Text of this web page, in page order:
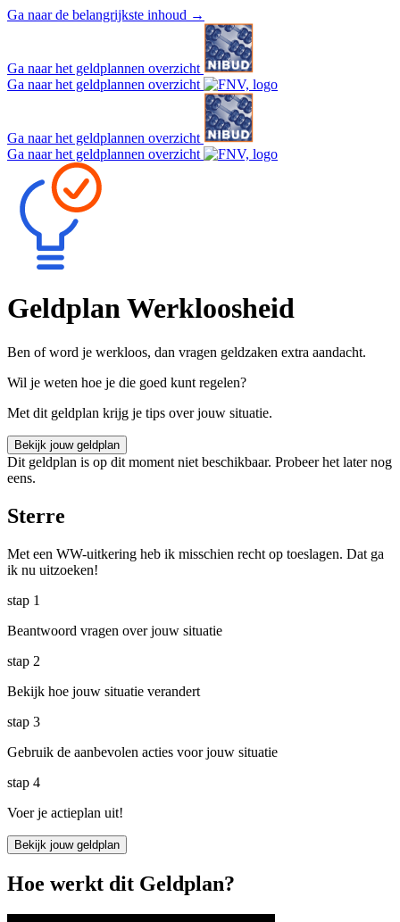
Ga naar de belangrijkste inhoud →
Ga naar het geldplannen overzicht
Ga naar het geldplannen overzicht
Ga naar het geldplannen overzicht
Ga naar het geldplannen overzicht
GeldplanWerkloosheid
Ben of word je werkloos, dan vragen geldzaken extra aandacht.
Wil je weten hoe je die goed kunt regelen?
Met dit geldplan krijg je tips over jouw situatie.
Bekijk jouw geldplan
Dit geldplan is op dit moment niet beschikbaar. Probeer het later nog
eens.
Sterre
Met een WW-uitkering heb ik misschien recht op toeslagen. Dat ga
ik nu uitzoeken!
stap 1
Beantwoord vragen over jouw situatie
stap 2
Bekijk hoe jouw situatie verandert
stap 3
Gebruik de aanbevolen acties voor jouw situatie
stap 4
Voer je actieplan uit!
Bekijk jouw geldplan
Hoe werkt dit Geldplan?